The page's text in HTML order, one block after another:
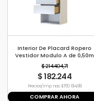
Interior De Placard Ropero
Vestidor Modulo A de 0,50m
$ 214.404,71
$ 182.244
Precio s/imp. nac. $ 150.614,88
COMPRAR AHORA